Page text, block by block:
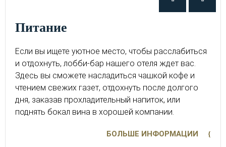
питание
Если вы ищете уютное место, чтобы расслабиться
и отдохнуть, лобби-бар нашего отеля ждет вас.
Здесь вы сможете насладиться чашкой кофе и
чтением свежих газет, отдохнуть после долгого
дня, заказав прохладительный напиток, или
поднять бокал вина в хорошей компании.
БОЛЬШЕ ИНФОРМАЦИИ